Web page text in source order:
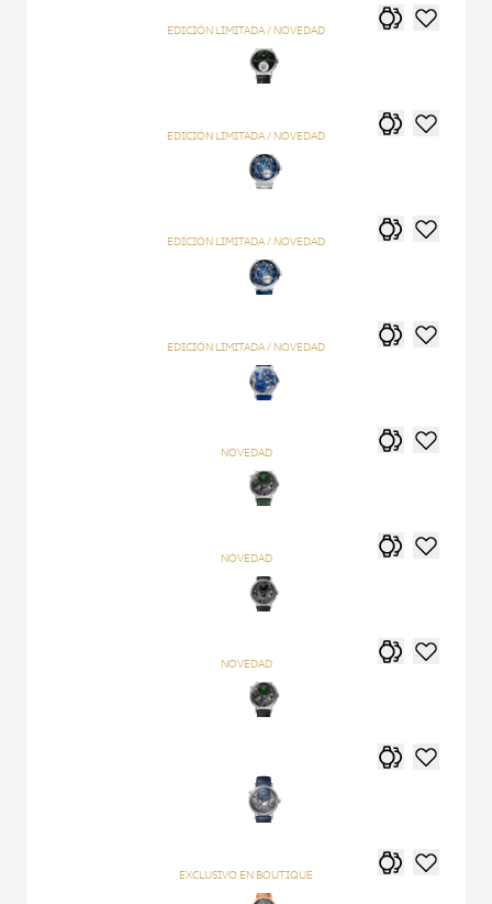
EDICIÓN LIMITADA / NOVEDAD
EDICIÓN LIMITADA / NOVEDAD
EDICIÓN LIMITADA / NOVEDAD
EDICIÓN LIMITADA / NOVEDAD
NOVEDAD
NOVEDAD
NOVEDAD
EXCLUSIVO EN BOUTIQUE